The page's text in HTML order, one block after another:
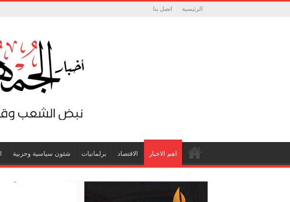
الرئيسية اتصل بنا
اهم الاخبار الاقتصاد برلمانيات شئون سياسية وحزبية